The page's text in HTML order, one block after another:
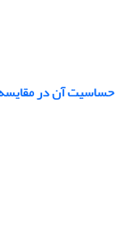
حساسیت آن در